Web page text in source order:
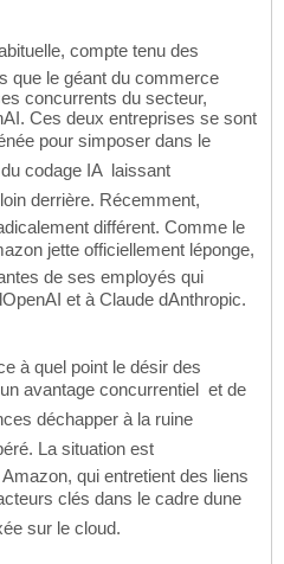
compte tenu des
que le géant du commerce
concurrents du secteur,
Ces deux entreprises se sont
pour simposer dans le
codage IA  laissant
derrière. Récemment,
différent. Comme le
jette officiellement léponge,
de ses employés qui
et à Claude dAnthropic.
à quel point le désir des
avantage concurrentiel  et de
déchapper à la ruine
La situation est
qui entretient des liens
clés dans le cadre dune
sur le cloud.